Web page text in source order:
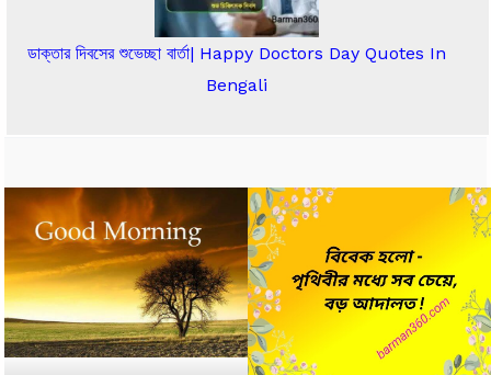
ডাক্তার দিবসের শুভেচ্ছা বার্তা| Happy Doctors Day Quotes In
Bengali